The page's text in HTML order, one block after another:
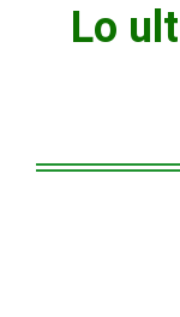
Lo